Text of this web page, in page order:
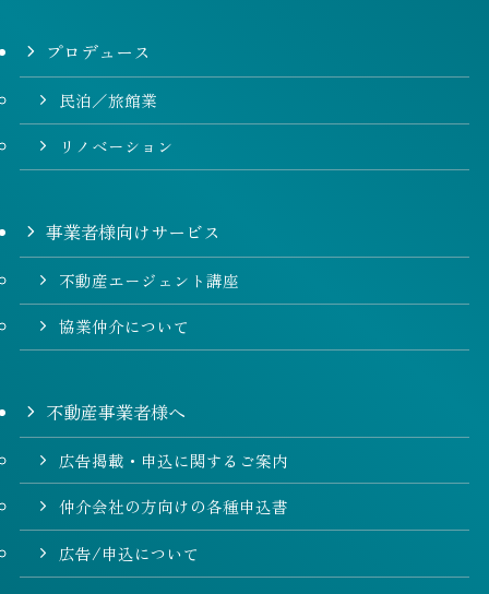
プロデュース
民泊／旅館業
リノベーション
事業者様向けサービス
不動産エージェント講座
協業仲介について
不動産事業者様へ
広告掲載・申込に関するご案内
仲介会社の方向けの各種申込書
広告/申込について